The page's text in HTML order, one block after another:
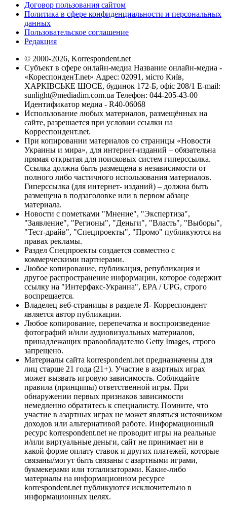
Договор пользования сайтом
Политика в сфере конфиденциальности и персональных
данных
Пользовательское соглашение
Редакция
© 2000-2026, Korrespondent.net
Субъект в сфере онлайн-медиа Название онлайн-медиа -
«КореспонденТ.net» Адрес: 02091, місто Київ,
ХАРКІВСЬКЕ ШОСЕ, будинок 172-Б, офіс 208/1 E-mail:
sunlight@mediadim.com.ua Телефон: 044-205-43-00
Идентификатор медиа - R40-06068
Использование любых материалов, размещённых на
сайте, разрешается при условии ссылки на
Корреспондент.net.
При копировании материалов со страницы «Новости
Украины и мира», для интернет-изданий – обязательна
прямая открытая для поисковых систем гиперссылка.
Ссылка должна быть размещена в независимости от
полного либо частичного использования материалов.
Гиперссылка (для интернет- изданий) – должна быть
размещена в подзаголовке или в первом абзаце
материала.
Новости с пометками "Мнение", "Экспертиза",
"Заявление", "Регионы", "Деньги", "Власть", "Выборы",
"Тест-драйв", "Спецпроекты", "Промо" публикуются на
правах рекламы.
Раздел Спецпроекты создается совместно с
коммерческими партнерами.
Любое копирование, публикация, републикация и
другое распространение информации, которое содержит
ссылку на "Интерфакс-Украина", EPA / UPG, строго
воспрещается.
Владелец веб-страницы в разделе Я- Корреспондент
является автор публикации.
Любое копирование, перепечатка и воспроизведение
фотографий и/или аудиовизуальных материалов,
принадлежащих правообладателю Getty Images, строго
запрещено.
Материалы сайта korrespondent.net предназначены для
лиц старше 21 года (21+). Участие в азартных играх
может вызвать игровую зависимость. Соблюдайте
правила (принципы) ответственной игры. При
обнаружении первых признаков зависимости
немедленно обратитесь к специалисту. Помните, что
участие в азартных играх не может являться источником
доходов или альтернативой работе. Информационный
ресурс korrespondent.net не проводит игры на реальные
и/или виртуальные деньги, сайт не принимает ни в
какой форме оплату ставок и других платежей, которые
связаны/могут быть связаны с азартными играми,
букмекерами или тотализаторами. Какие-либо
материалы на информационном ресурсе
korrespondent.net публикуются исключительно в
информационных целях.